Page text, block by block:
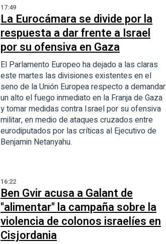
17:49
La Eurocámara se divide por la
respuesta a dar frente a Israel
por su ofensiva en Gaza
El Parlamento Europeo ha dejado a las claras
este martes las divisiones existentes en el
seno de la Unión Europea respecto a demandar
un alto el fuego inmediato en la Franja de Gaza
y tomar medidas contra Israel por su ofensiva
militar, en medio de ataques cruzados entre
eurodiputados por las críticas al Ejecutivo de
Benjamin Netanyahu.
16:22
Ben Gvir acusa a Galant de
"alimentar" la campaña sobre la
violencia de colonos israelíes en
Cisjordania